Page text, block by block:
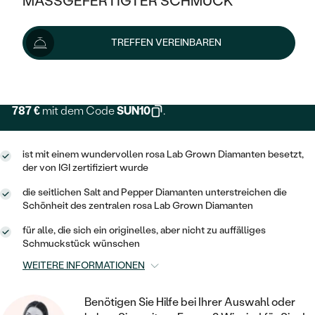
KLASSISCH
MEMOIRE
V-FORM
VINTAGE
MIT MEHREREN DIAMANTEN
HALO
IM SET
AUSSERGEWÖHNLICH
GESTALTE EINEN RING
WÄHLE EINEN RING
DIAMANTEN ZUM EINFASSEN
AUSVERKAUF
WENN SCHMUCK HILFT
NACH TYP
OHRRINGE
RINGE
ANHÄNGER / KETTEN
ARMBÄNDER
SCHMUCKSET
HERRENSCHMUCK
PLATIN
CREOLEN
MINIMALISTISCHE
OHRHÄNGER
SOLITÄR
GOLD
SILBER
SOLITÄR
ZUR GEBURT EINES KINDES
PERSONALISIERT
MIT STERNZEICHEN
MINIMALISTISCH
AUSVERKAUF
GOLD
PLATIN
MEMOIRE
TREFFEN VEREINBAREN
874 €930 €
787 € mit dem CodeSUN10 .
ist mit einem wundervollen rosa Lab Grown Diamanten besetzt,
der von IGI zertifiziert wurde
die seitlichen Salt and Pepper Diamanten unterstreichen die
Schönheit des zentralen rosa Lab Grown Diamanten
für alle, die sich ein originelles, aber nicht zu auffälliges
Schmuckstück wünschen
WEITERE INFORMATIONEN
Benötigen Sie Hilfe bei Ihrer Auswahl oder